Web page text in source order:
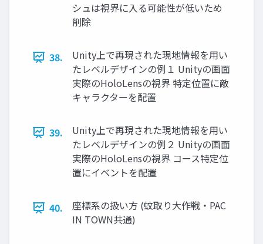
シュは視界に入る可能性が低いため
削除
38.
Unity上で再現された現地情報を用い
たレベルデザインの例１ Unityの画面
実際のHoloLensの視界 特定位置に敵
キャラクターを配置
39.
Unity上で再現された現地情報を用い
たレベルデザインの例２ Unityの画面
実際のHoloLensの視界 コース特定位
置にイベントを配置
40.
座標系の扱い方 (蚊取り大作戦・PAC
IN TOWN共通)